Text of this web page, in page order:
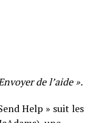
de l’aide ».
Help » suit les